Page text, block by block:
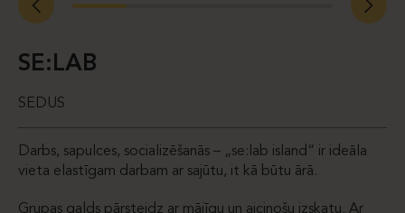
SE:LAB
SEDUS
Darbs, sapulces, socializēšanās – „se:lab island“ ir ideāla
vieta elastīgam darbam ar sajūtu, it kā būtu ārā.
Grupas galds pārsteidz ar mājīgu un aicinošu izskatu. Ar